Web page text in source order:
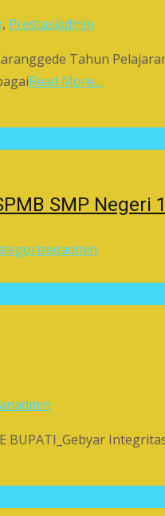
, Prestasiadmin
Tahun
Read More…
SMP Negeri
admin
admin
BUPATI_Gebyar